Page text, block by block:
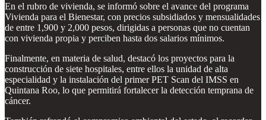
En el rubro de vivienda, se informó sobre el avance del programa
Vivienda para el Bienestar, con precios subsidiados y mensualidades
de entre 1,900 y 2,000 pesos, dirigidas a personas que no cuentan
con vivienda propia y perciben hasta dos salarios mínimos.
Finalmente, en materia de salud, destacó los proyectos para la
construcción de siete hospitales, entre ellos la unidad de alta
especialidad y la instalación del primer PET Scan del IMSS en
Quintana Roo, lo que permitirá fortalecer la detección temprana de
cáncer.